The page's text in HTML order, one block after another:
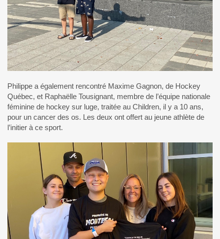
Philippe a également rencontré Maxime Gagnon, de Hockey
Québec, et Raphaëlle Tousignant, membre de l’équipe nationale
féminine de hockey sur luge, traitée au Children, il y a 10 ans,
pour un cancer des os. Les deux ont offert au jeune athlète de
l’initier à ce sport.